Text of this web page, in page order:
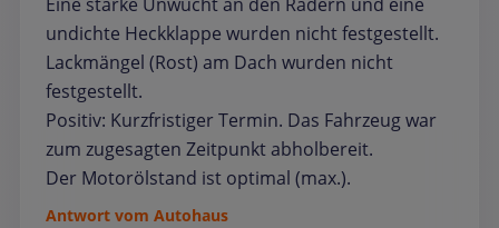
undichte Heckklappe wurden nicht festgestellt.
Lackmängel (Rost) am Dach wurden nicht
festgestellt.
Positiv: Kurzfristiger Termin. Das Fahrzeug war
zum zugesagten Zeitpunkt abholbereit.
Der Motorölstand ist optimal (max.).
Antwort vom Autohaus